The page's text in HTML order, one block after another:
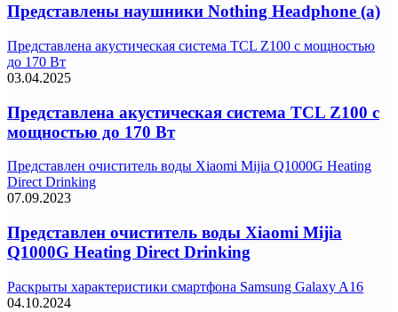
Представлены наушники Nothing Headphone (a)
Представлена акустическая система TCL Z100 с мощностью
до 170 Вт
03.04.2025
Представлена акустическая система TCL Z100 с
мощностью до 170 Вт
Представлен очиститель воды Xiaomi Mijia Q1000G Heating
Direct Drinking
07.09.2023
Представлен очиститель воды Xiaomi Mijia
Q1000G Heating Direct Drinking
Раскрыты характеристики смартфона Samsung Galaxy A16
04.10.2024